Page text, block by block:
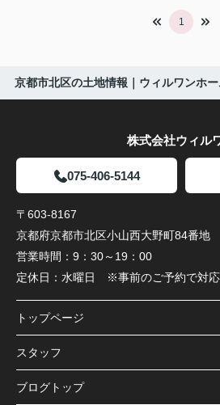
1
京都市北区の土地情報｜ウィルワンホ
株式会社ウィル
075-406-5144
〒603-8167
京都府京都市北区小山西大野町84番地
営業時間： 9：30～19：00
定休日： 水曜日 ※事前のご予約で対応
トップページ
スタッフ
ブログトップ